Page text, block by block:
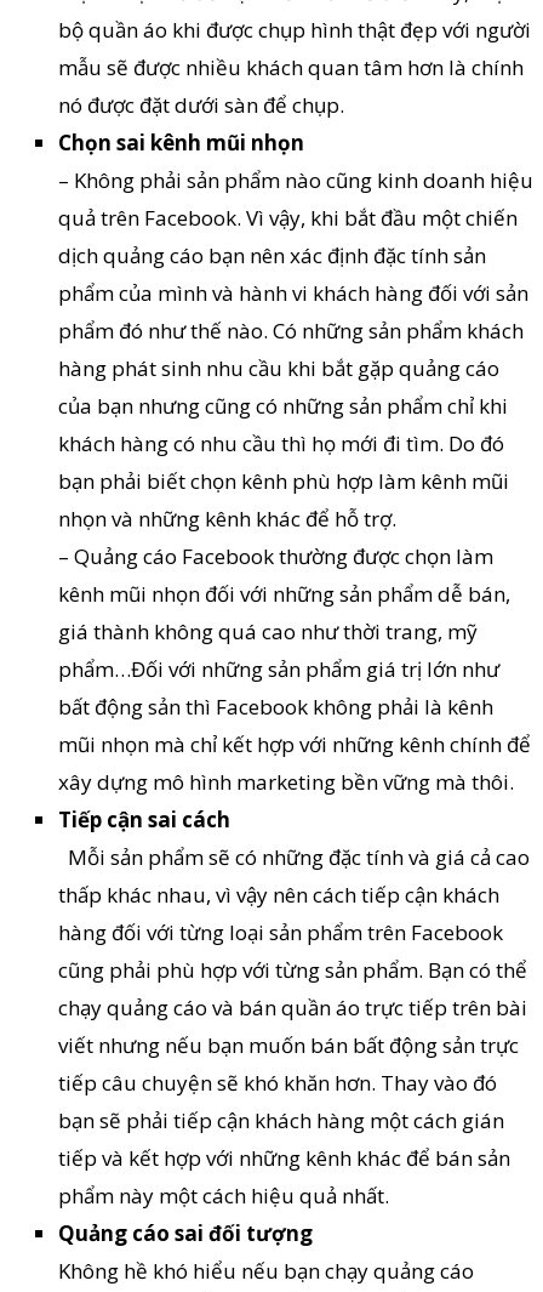
bộ quần áo khi được chụp hình thật đẹp với người
mẫu sẽ được nhiều khách quan tâm hơn là chính
nó được đặt dưới sàn để chụp.
Chọn sai kênh mũi nhọn
– Không phải sản phẩm nào cũng kinh doanh hiệu
quả trên Facebook. Vì vậy, khi bắt đầu một chiến
dịch quảng cáo bạn nên xác định đặc tính sản
phẩm của mình và hành vi khách hàng đối với sản
phẩm đó như thế nào. Có những sản phẩm khách
hàng phát sinh nhu cầu khi bắt gặp quảng cáo
của bạn nhưng cũng có những sản phẩm chỉ khi
khách hàng có nhu cầu thì họ mới đi tìm. Do đó
bạn phải biết chọn kênh phù hợp làm kênh mũi
nhọn và những kênh khác để hỗ trợ.
– Quảng cáo Facebook thường được chọn làm
kênh mũi nhọn đối với những sản phẩm dễ bán,
giá thành không quá cao như thời trang, mỹ
phẩm…Đối với những sản phẩm giá trị lớn như
bất động sản thì Facebook không phải là kênh
mũi nhọn mà chỉ kết hợp với những kênh chính để
xây dựng mô hình marketing bền vững mà thôi.
Tiếp cận sai cách
Mỗi sản phẩm sẽ có những đặc tính và giá cả cao
thấp khác nhau, vì vậy nên cách tiếp cận khách
hàng đối với từng loại sản phẩm trên Facebook
cũng phải phù hợp với từng sản phẩm. Bạn có thể
chạy quảng cáo và bán quần áo trực tiếp trên bài
viết nhưng nếu bạn muốn bán bất động sản trực
tiếp câu chuyện sẽ khó khăn hơn. Thay vào đó
bạn sẽ phải tiếp cận khách hàng một cách gián
tiếp và kết hợp với những kênh khác để bán sản
phẩm này một cách hiệu quả nhất.
Quảng cáo sai đối tượng
Không hề khó hiểu nếu bạn chạy quảng cáo